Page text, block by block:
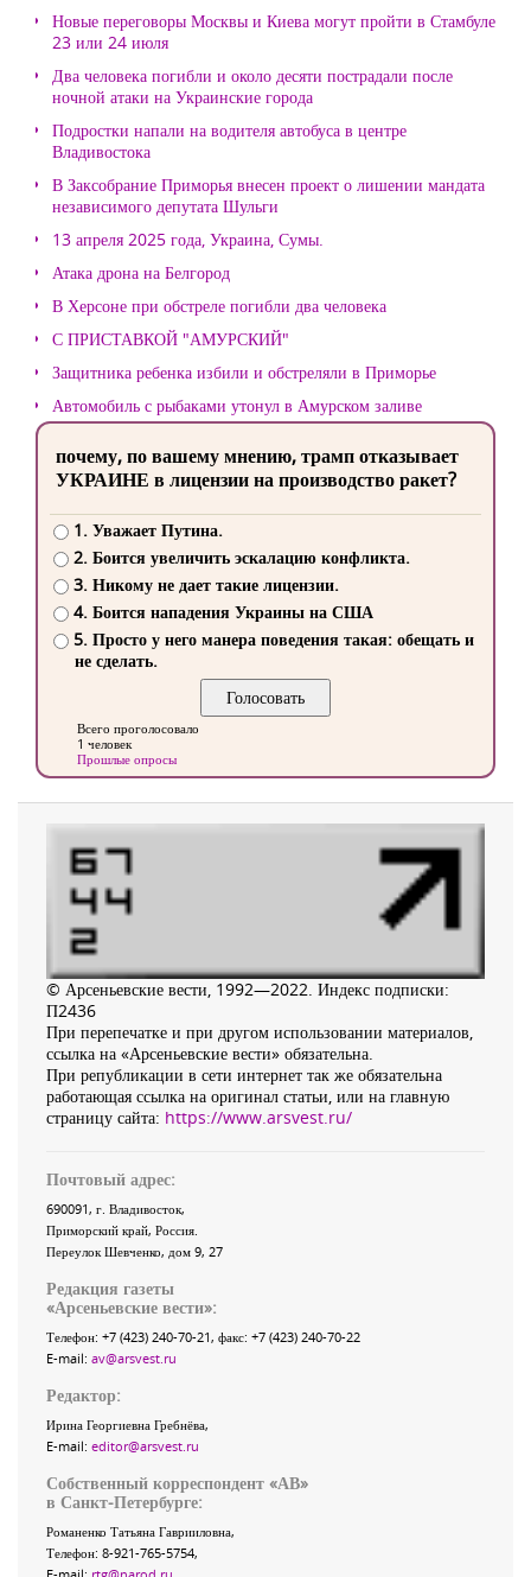
Новые переговоры Москвы и Киева могут пройти в Стамбуле
23 или 24 июля
Два человека погибли и около десяти пострадали после
ночной атаки на Украинские города
Подростки напали на водителя автобуса в центре
Владивостока
В Заксобрание Приморья внесен проект о лишении мандата
независимого депутата Шульги
13 апреля 2025 года, Украина, Сумы.
Атака дрона на Белгород
В Херсоне при обстреле погибли два человека
С ПРИСТАВКОЙ "АМУРСКИЙ"
Защитника ребенка избили и обстреляли в Приморье
Автомобиль с рыбаками утонул в Амурском заливе
почему, по вашему мнению, трамп отказывает
УКРАИНЕ в лицензии на производство ракет?
1. Уважает Путина.
2. Боится увеличить эскалацию конфликта.
3. Никому не дает такие лицензии.
4. Боится нападения Украины на США
5. Просто у него манера поведения такая: обещать и
не сделать.
Всего проголосовало
1 человек
Прошлые опросы
© Арсеньевские вести, 1992—2022. Индекс подписки:
П2436
При перепечатке и при другом использовании материалов,
ссылка на «Арсеньевские вести» обязательна.
При републикации в сети интернет так же обязательна
работающая ссылка на оригинал статьи, или на главную
страницу сайта: https://www.arsvest.ru/
Почтовый адрес:
690091, г. Владивосток,
Приморский край, Россия
Переулок Шевченко, дом 9, 27
Редакция газеты
«Арсеньевские вести»:
Телефон: +7 (423) 240-70-21, факс: +7 (423) 240-70-22
E-mail: av@arsvest.ru
Редактор:
Ирина Георгиевна Гребнёва,
E-mail: editor@arsvest.ru
Собственный корреспондент «АВ»
в Санкт-Петербурге:
Романенко Татьяна Гаврииловна,
Телефон: 8-921-765-5754,